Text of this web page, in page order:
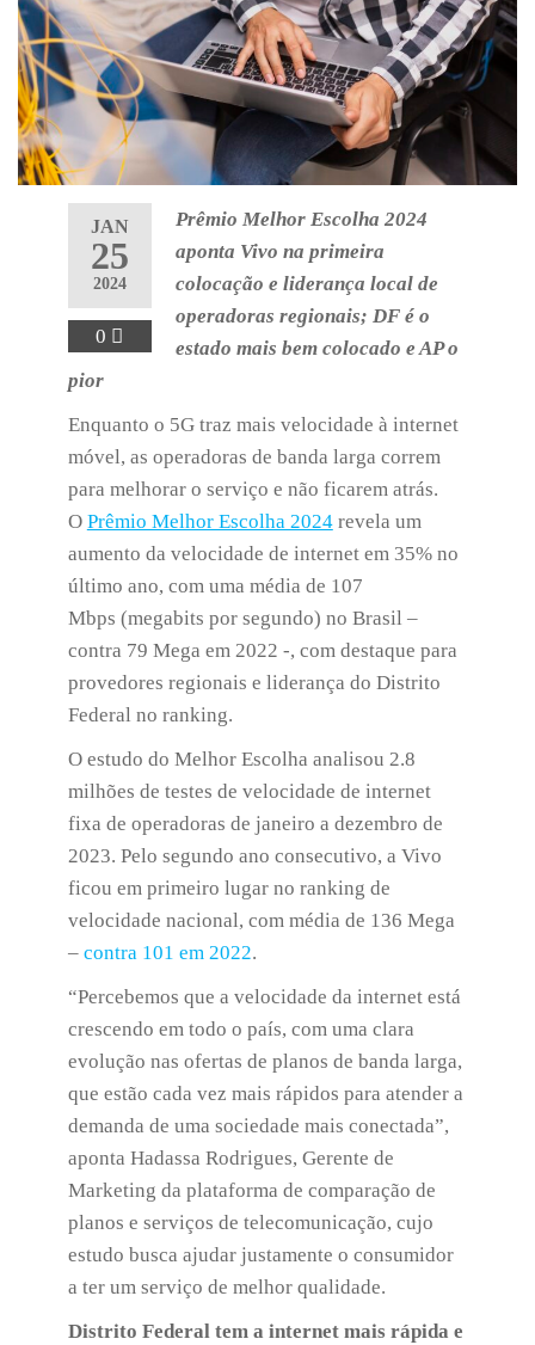
JAN
25
2024
0
Prêmio Melhor Escolha 2024
aponta Vivo na primeira
colocação e liderança local de
operadoras regionais; DF é o
estado mais bem colocado e AP o
pior
Enquanto o 5G traz mais velocidade à internet
móvel, as operadoras de banda larga correm
para melhorar o serviço e não ficarem atrás.
O Prêmio Melhor Escolha 2024revela um
aumento da velocidade de internet em 35% no
último ano, com uma média de 107
Mbps (megabits por segundo) no Brasil –
contra 79 Mega em 2022 -, com destaque para
provedores regionais e liderança do Distrito
Federal no ranking.
O estudo do Melhor Escolha analisou 2.8
milhões de testes de velocidade de internet
fixa de operadoras de janeiro a dezembro de
2023. Pelo segundo ano consecutivo, a Vivo
ficou em primeiro lugar no ranking de
velocidade nacional, com média de 136 Mega
– contra 101 em 2022.
“Percebemos que a velocidade da internet está
crescendo em todo o país, com uma clara
evolução nas ofertas de planos de banda larga,
que estão cada vez mais rápidos para atender a
demanda de uma sociedade mais conectada”,
aponta Hadassa Rodrigues, Gerente de
Marketing da plataforma de comparação de
planos e serviços de telecomunicação, cujo
estudo busca ajudar justamente o consumidor
a ter um serviço de melhor qualidade.
Distrito Federal tem a internet mais rápida e